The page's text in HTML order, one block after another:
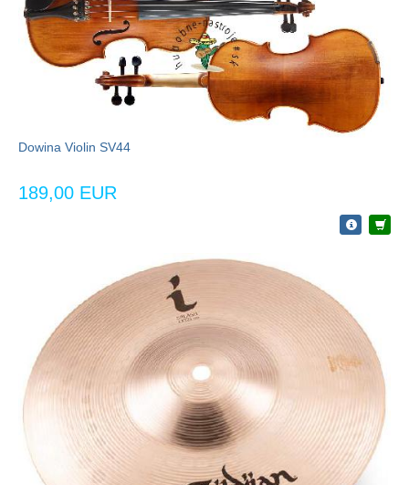
Dowina Violin SV44
189,00 EUR